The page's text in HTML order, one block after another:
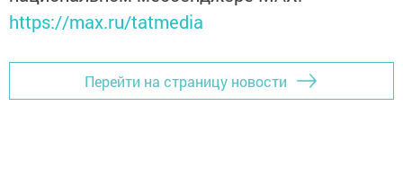
https://max.ru/tatmedia
Перейти на страницу новости